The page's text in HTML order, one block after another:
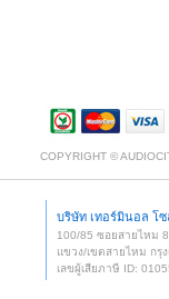
COPYRIGHT ©
บริษัท เทอร์มินอล โ
100/85 ซอยสายไหม
แขวง/เขตสายไหม กรุ
เลขผู้เสียภาษี ID: